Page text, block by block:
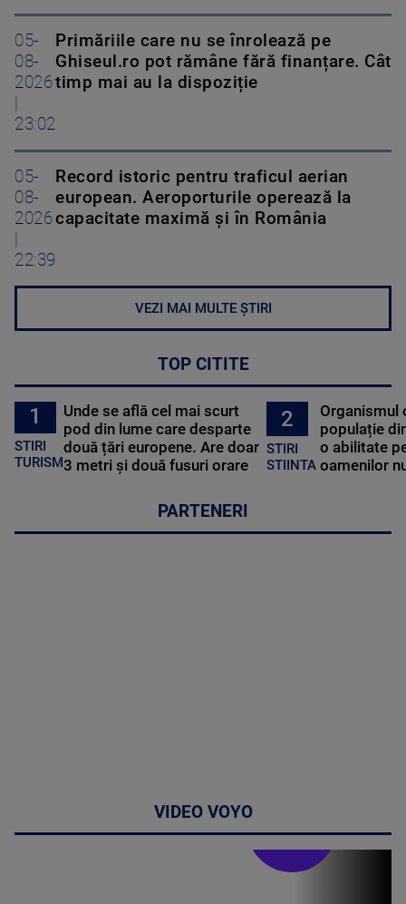
05-
08-
2026
23:02
Primăriile care nu se înrolează pe
Ghiseul.ro pot rămâne fără finanțare. Cât
timp mai au la dispoziție
05-
08-
2026
22:39
Record istoric pentru traficul aerian
european. Aeroporturile operează la
capacitate maximă și în România
VEZI MAI MULTE ȘTIRI
TOP CITITE
1
STIRI
TURISM
Unde se află cel mai scurt
pod din lume care desparte
două țări europene. Are doar
3 metri și două fusuri orare
2
STIRI
STIINTA
Organismul
populație
o abilitate
oamenilor
PARTENERI
VIDEO VOYO